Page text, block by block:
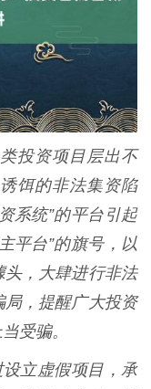
投资项目层出不
饵的非法集资陷
系统”的平台引起
平台”的旗号，以
，大肆进行非法
，提醒广大投资
受骗。
设立虚假项目，承